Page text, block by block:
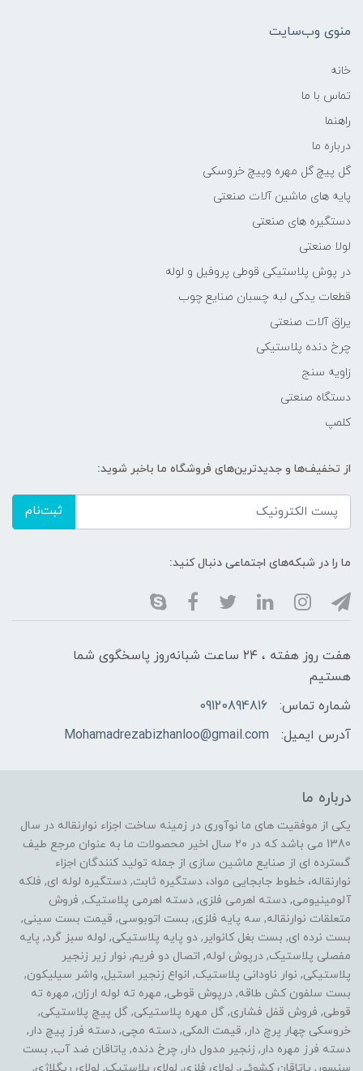
منوی وب‌سایت
خانه
تماس با ما
راهنما
درباره ما
گل پیچ گل مهره وپیچ خروسکی
پایه های ماشین آلات صنعتی
دستگیره های صنعتی
لولا صنعتی
در پوش پلاستیکی قوطی پروفیل و لوله
قطعات یدکی لبه چسبان صنایع چوب
یراق آلات صنعتی
چرخ دنده پلاستیکی
زاویه سنج
دستگاه صنعتی
کلمپ
از تخفیف‌ها و جدیدترین‌های فروشگاه ما باخبر شوید:
ثبت‌نام
ما را در شبکه‌های اجتماعی دنبال کنید:
هفت روز هفته ، ۲۴ ساعت شبانه‌روز پاسخگوی شما
هستیم
شماره تماس:
09120894816
آدرس ایمیل:
Mohamadrezabizhanloo@gmail.com
درباره ما
یکی از موفقیت های ما نوآوری در زمینه ساخت اجزاء نوارنقاله در سال
1380 می باشد که در ۲۰ سال اخیر محصولات ما به عنوان مرجع طیف
گسترده ای از صنایع ماشین سازی از جمله تولید کنندگان اجزاء
نوارنقاله، خطوط جابجایی مواد، دستگیره ثابت, دستگیره لوله ای, فلکه
آلومینیومی, دسته اهرمی فلزی, دسته اهرمی پلاستیک, فروش
متعلقات نوارنقاله, سه پایه فلزی, بست اتوبوسی, قیمت بست سینی,
بست نرده ای, بست بغل کانوایر, دو پایه پلاستیکی, لوله سبز گرد, پایه
مفصلی پلاستیک, درپوش لوله, اتصال دو فریم, نوار زیر زنجیر
پلاستیکی, نوار ناودانی پلاستیک, انواع زنجیر استیل, واشر سیلیکون,
بست سلفون کش طاقه, درپوش قوطی, مهره ته لوله ارزان, مهره ته
قوطی, فروش قفل فشاری, گل مهره پلاستیکی, گل پیچ پلاستیکی,
خروسکی چهار پرچ دار, قیمت المکی, دسته مچی, دسته فرز پیچ دار,
دسته فرز مهره دار, زنجیر مدول دار, چرخ دنده, یاتاقان ضد آب, بست
سنسور, یاتاقان کشوئی, لولای فلزی, لولای پلاستیک, لولای ریگلاژی,